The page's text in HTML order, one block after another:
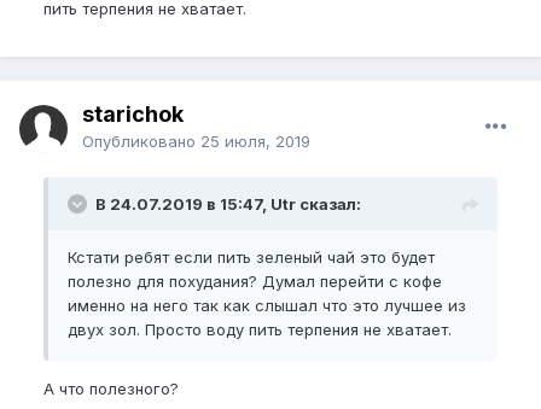
пить терпения не хватает.
starichok
Опубликовано 25 июля, 2019
В 24.07.2019 в 15:47, Utr сказал:
Кстати ребят если пить зеленый чай это будет
полезно для похудания? Думал перейти с кофе
именно на него так как слышал что это лучшее из
двух зол. Просто воду пить терпения не хватает.
А что полезного?